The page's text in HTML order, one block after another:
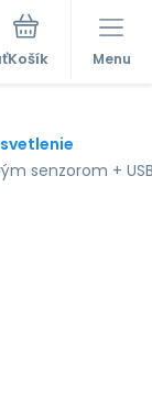
Menu
senzorom +